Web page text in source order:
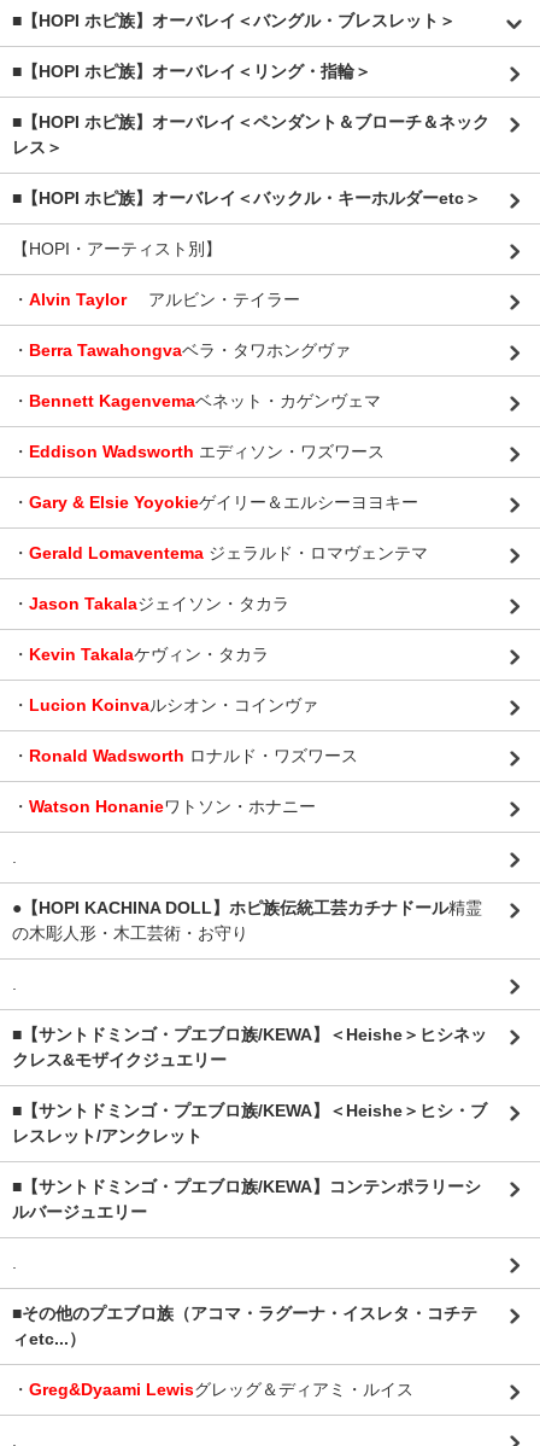
■【HOPI ホピ族】オーバレイ＜バングル・ブレスレット＞
■【HOPI ホピ族】オーバレイ＜リング・指輪＞
■【HOPI ホピ族】オーバレイ＜ペンダント＆ブローチ＆ネック
レス＞
■【HOPI ホピ族】オーバレイ＜バックル・キーホルダーetc＞
【HOPI・アーティスト別】
・ Alvin Taylor アルビン・テイラー
・ Berra Tawahongvaベラ・タワホングヴァ
・ Bennett Kagenvemaベネット・カゲンヴェマ
・ Eddison Wadsworth エディソン・ワズワース
・ Gary & Elsie Yoyokieゲイリー＆エルシーヨヨキー
・ Gerald Lomaventema ジェラルド・ロマヴェンテマ
・ Jason Takalaジェイソン・タカラ
・ Kevin Takalaケヴィン・タカラ
・ Lucion Koinvaルシオン・コインヴァ
・ Ronald Wadsworth ロナルド・ワズワース
・ Watson Honanieワトソン・ホナニー
●【HOPI KACHINA DOLL】ホピ族伝統工芸カチナドール精霊
の木彫人形・木工芸術・お守り
■【サントドミンゴ・プエブロ族/KEWA】＜Heishe＞ヒシネッ
クレス&モザイクジュエリー
■【サントドミンゴ・プエブロ族/KEWA】＜Heishe＞ヒシ・ブ
レスレット/アンクレット
■【サントドミンゴ・プエブロ族/KEWA】コンテンポラリーシ
ルバージュエリー
■その他のプエブロ族（アコマ・ラグーナ・イスレタ・コチテ
ィetc...）
・ Greg&Dyaami Lewisグレッグ＆ディアミ・ルイス